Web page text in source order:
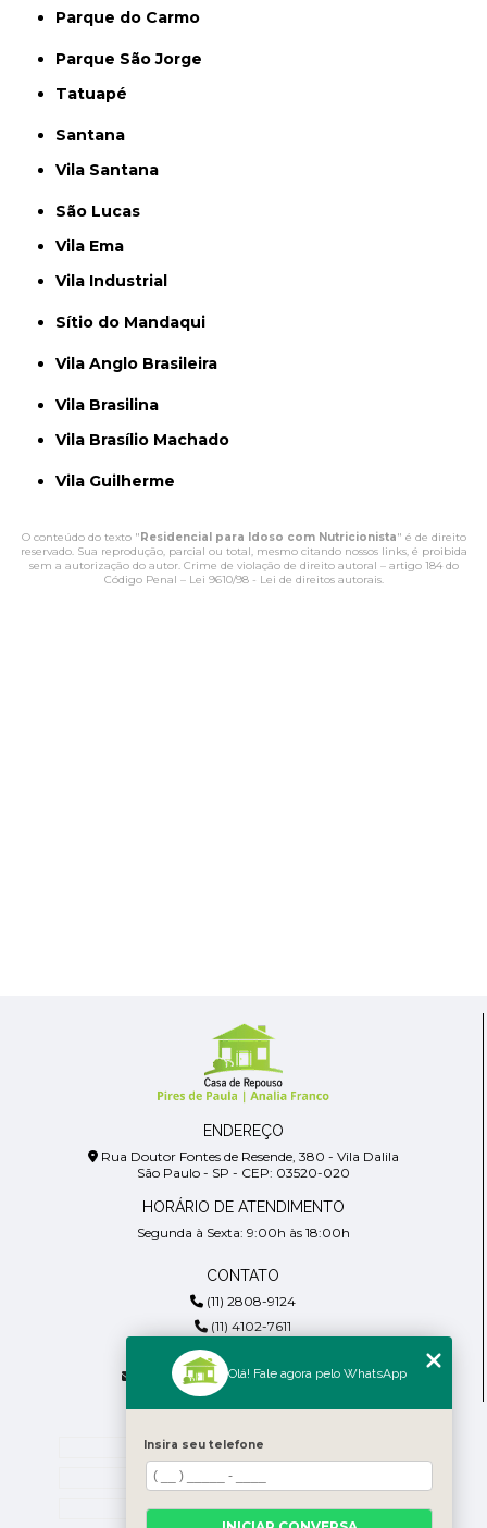
Parque do Carmo
Parque São Jorge
Tatuapé
Santana
Vila Santana
São Lucas
Vila Ema
Vila Industrial
Sítio do Mandaqui
Vila Anglo Brasileira
Vila Brasilina
Vila Brasílio Machado
Vila Guilherme
O conteúdo do texto "Residencial para Idoso com Nutricionista" é de direito
reservado. Sua reprodução, parcial ou total, mesmo citando nossos links, é proibida
sem a autorização do autor. Crime de violação de direito autoral – artigo 184 do
Código Penal – Lei 9610/98 - Lei de direitos autorais.
ENDEREÇO
Rua Doutor Fontes de Resende, 380 - Vila Dalila
São Paulo - SP - CEP: 03520-020
HORÁRIO DE ATENDIMENTO
Segunda à Sexta: 9:00h às 18:00h
CONTATO
(11) 2808-9124
(11) 4102-7611
(11) 99918-4901
residencialpiresdepaula@gmail.com
Home
Empresa
Blog
Olá! Fale agora pelo WhatsApp
Insira seu telefone